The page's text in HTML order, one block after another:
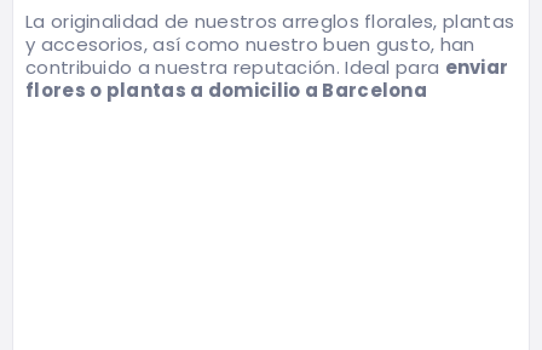
La originalidad de nuestros arreglos florales, plantas
y accesorios, así como nuestro buen gusto, han
contribuido a nuestra reputación. Ideal para enviar
flores o plantas a domicilio a Barcelona